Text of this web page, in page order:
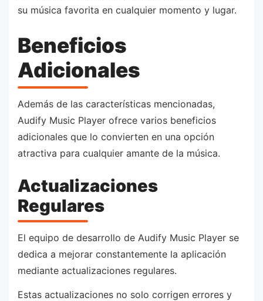
su música favorita en cualquier momento y lugar.
Beneficios
Adicionales
Además de las características mencionadas,
Audify Music Player ofrece varios beneficios
adicionales que lo convierten en una opción
atractiva para cualquier amante de la música.
Actualizaciones
Regulares
El equipo de desarrollo de Audify Music Player se
dedica a mejorar constantemente la aplicación
mediante actualizaciones regulares.
Estas actualizaciones no solo corrigen errores y